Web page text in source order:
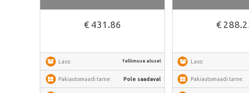
€ 431.86
Laos: Tellimuse alusel
Pakiautomaadi tarne: Pole saadaval
€
Laos:
Pakiautomaadi tarne: